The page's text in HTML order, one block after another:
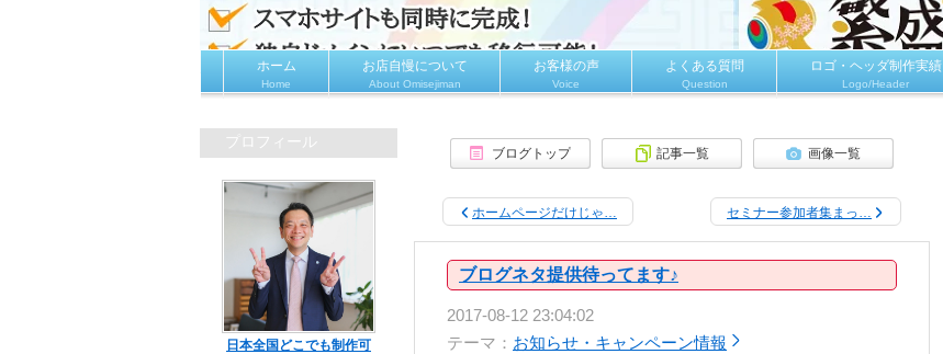
ブログトップ 記事一覧 画像一覧
ホームページだけじゃ… セミナー参加者集まっ…
ブログネタ提供待ってます♪
2017-08-12 23:04:02
テーマ： お知らせ・キャンペーン情報
プロフィール
日本全国どこでも制作可
ホーム
Home
お店自慢について
About Omisejiman
お客様の声
Voice
よくある質問
Question
ロゴ・ヘッダ制作実績
Logo/Header